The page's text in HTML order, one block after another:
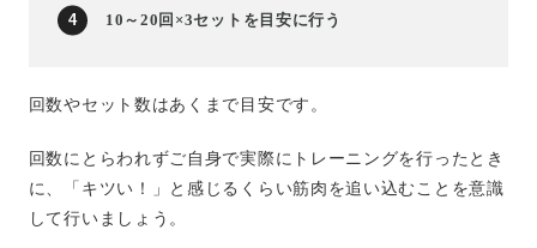
10～20回×3セットを目安に行う
回数やセット数はあくまで目安です。
回数にとらわれずご自身で実際にトレーニングを行ったとき
に、「キツい！」と感じるくらい筋肉を追い込むことを意識
して行いましょう。